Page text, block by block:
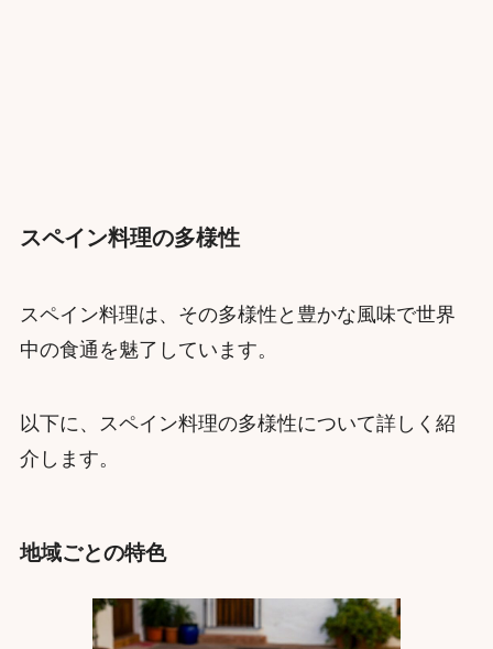
スペイン料理の多様性
スペイン料理は、その多様性と豊かな風味で世界
中の食通を魅了しています。
以下に、スペイン料理の多様性について詳しく紹
介します。
地域ごとの特色